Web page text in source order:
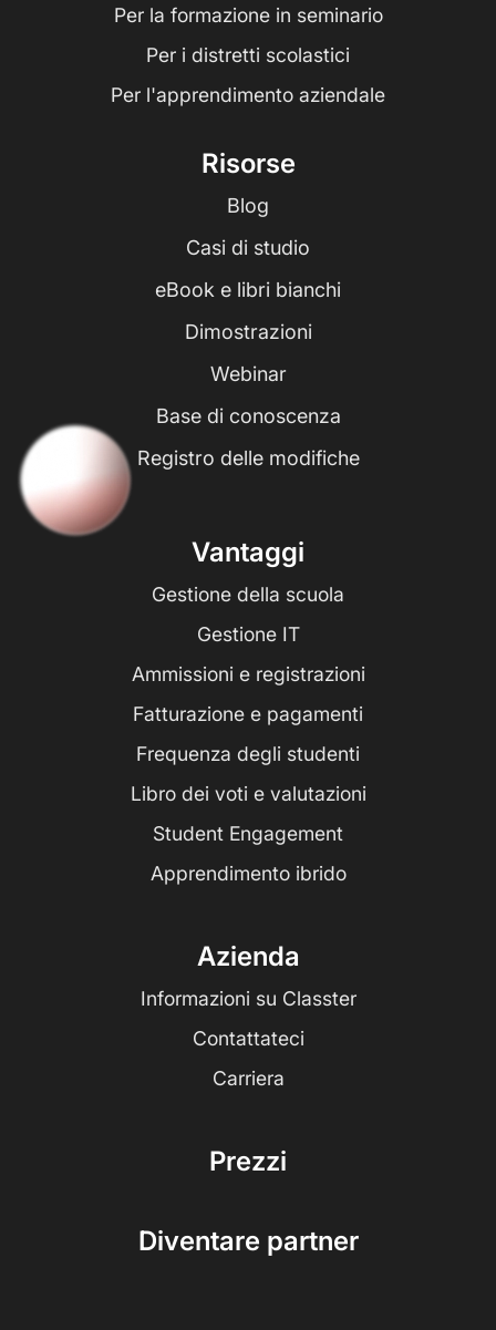
Per la formazione in seminario
Per i distretti scolastici
Per l'apprendimento aziendale
Risorse
Blog
Casi di studio
eBook e libri bianchi
Dimostrazioni
Webinar
Base di conoscenza
Registro delle modifiche
Vantaggi
Gestione della scuola
Gestione IT
Ammissioni e registrazioni
Fatturazione e pagamenti
Frequenza degli studenti
Libro dei voti e valutazioni
Student Engagement
Apprendimento ibrido
Azienda
Informazioni su Classter
Contattateci
Carriera
Prezzi
Diventare partner